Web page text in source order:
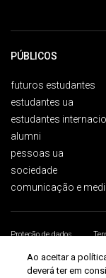
PÚBLICOS
futuros estudantes
estudantes ua
estudantes
alumni
pessoas ua
sociedade
comunicação e
Proteção de dados
Universidade de Aveiro
Ao aceitar a
deverá ter em